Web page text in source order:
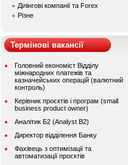
Ділінгові компанії та Forex
Різне
Термінові вакансії
Головний економіст Відділу
міжнародних платежів та
казначейських операцій (валютний
контроль)
Керівник проєктів і програм (small
business product owner)
Аналітик Б2 (Analyst B2)
Директор відділення Банку
Фахівець з оптимізації та
автоматизації проєктів